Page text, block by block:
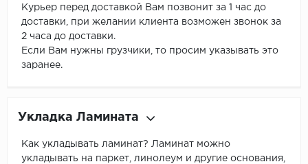
Курьер перед доставкой Вам позвонит за 1 час до
доставки, при желании клиента возможен звонок за
2 часа до доставки.
Если Вам нужны грузчики, то просим указывать это
заранее.
Укладка Ламината
Как укладывать ламинат? Ламинат можно
укладывать на паркет, линолеум и другие основания,